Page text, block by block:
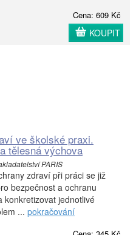
Cena: 609 Kč
KOUPIT
ve školské praxi.
tělesná výchova
PARIS
zdraví při práci se již
bezpečnost a ochranu
konkretizovat jednotlivé
... pokračování